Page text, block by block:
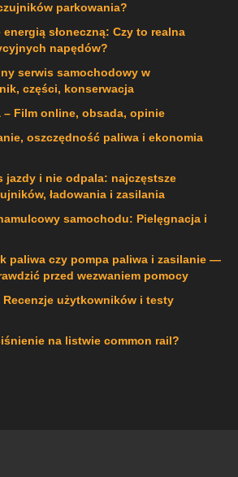
parkowania?
słoneczną: Czy to realna
napędów?
serwis samochodowy w
części, konserwacja
– Film online, obsada, opinie
oszczędność paliwa i ekonomia
jazdy i nie odpala: najczęstsze
ładowania i zasilania
samochodu: Pielęgnacja i
paliwa czy pompa paliwa i zasilanie —
przed wezwaniem pomocy
Recenzje użytkowników i testy
na listwie common rail?